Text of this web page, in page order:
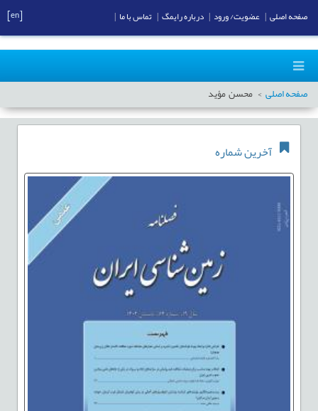
صفحه اصلی محسن مؤید
آخرین شماره
صفحه اصلی عضویت/ ورود درباره رایمگ تماس با ما